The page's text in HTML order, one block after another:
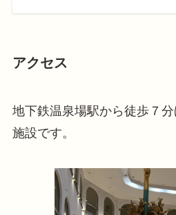
アクセス
地下鉄温泉場駅から徒歩７
施設です。